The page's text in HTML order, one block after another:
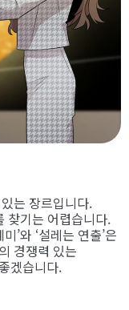
는 장르입니다.
찾기는 어렵습니다.
’와 ‘설레는 연출’은
경쟁력 있는
겠습니다.